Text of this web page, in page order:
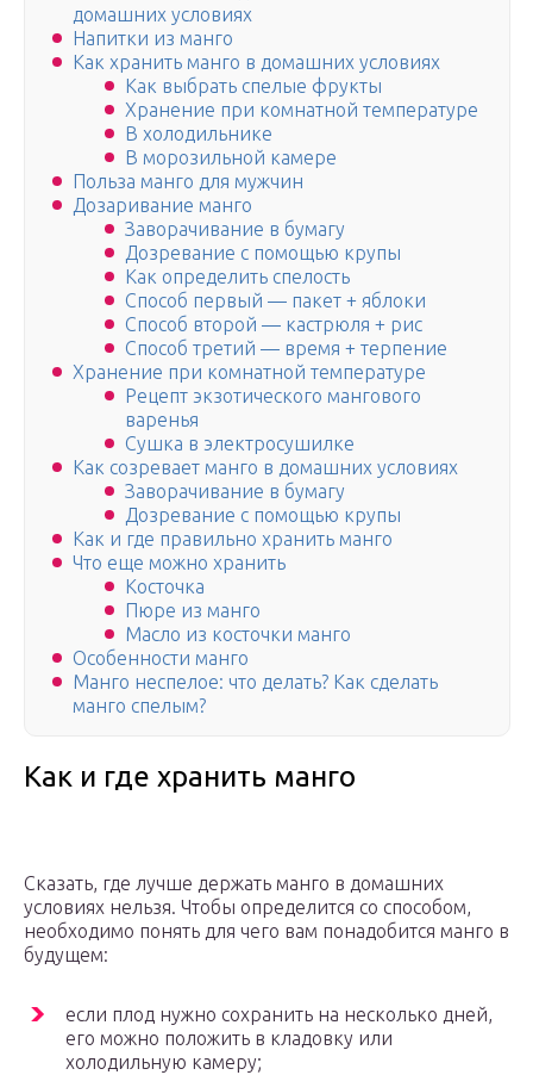
домашних условиях
Напитки из манго
Как хранить манго в домашних условиях
Как выбрать спелые фрукты
Хранение при комнатной температуре
В холодильнике
В морозильной камере
Польза манго для мужчин
Дозаривание манго
Заворачивание в бумагу
Дозревание с помощью крупы
Как определить спелость
Способ первый — пакет + яблоки
Способ второй — кастрюля + рис
Способ третий — время + терпение
Хранение при комнатной температуре
Рецепт экзотического мангового
варенья
Сушка в электросушилке
Как созревает манго в домашних условиях
Заворачивание в бумагу
Дозревание с помощью крупы
Как и где правильно хранить манго
Что еще можно хранить
Косточка
Пюре из манго
Масло из косточки манго
Особенности манго
Манго неспелое: что делать? Как сделать
манго спелым?
Как и где хранить манго
Сказать, где лучше держать манго в домашних
условиях нельзя. Чтобы определится со способом,
необходимо понять для чего вам понадобится манго в
будущем:
если плод нужно сохранить на несколько дней,
его можно положить в кладовку или
холодильную камеру;